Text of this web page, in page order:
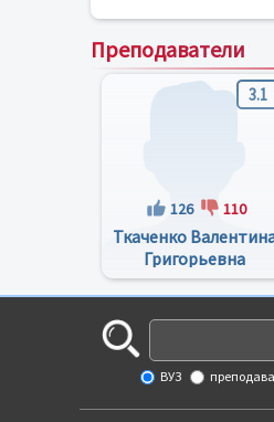
Преподаватели
3.1
126 110
Ткаченко
Григорьевна
ВУЗ